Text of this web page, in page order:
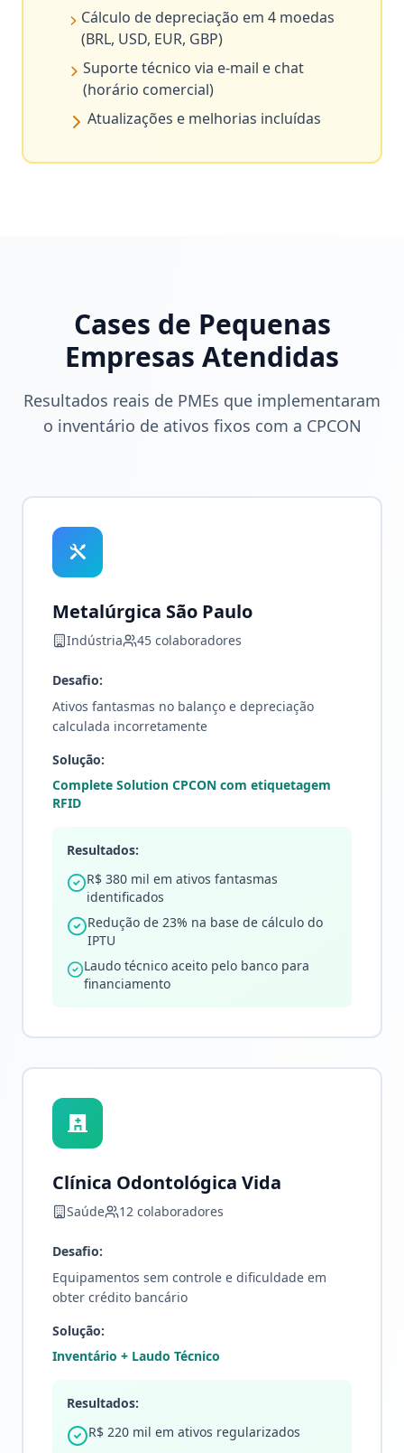
Cálculo de depreciação em 4 moedas
(BRL, USD, EUR, GBP)
Suporte técnico via e-mail e chat
(horário comercial)
Atualizações e melhorias incluídas
Cases de Pequenas
Empresas Atendidas
Resultados reais de PMEs que implementaram
o inventário de ativos fixos com a CPCON
Metalúrgica São Paulo
Indústria 45 colaboradores
Desafio:
Ativos fantasmas no balanço e depreciação
calculada incorretamente
Solução:
Complete Solution CPCON com etiquetagem
RFID
Resultados:
R$ 380 mil em ativos fantasmas
identificados
Redução de 23% na base de cálculo do
IPTU
Laudo técnico aceito pelo banco para
financiamento
Clínica Odontológica Vida
Saúde 12 colaboradores
Desafio:
Equipamentos sem controle e dificuldade em
obter crédito bancário
Solução:
Inventário + Laudo Técnico
Resultados:
R$ 220 mil em ativos regularizados